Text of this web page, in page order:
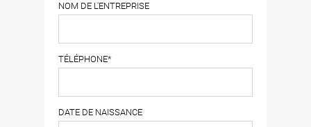
NOM DE L'ENTREPRISE
TÉLÉPHONE*
DATE DE NAISSANCE